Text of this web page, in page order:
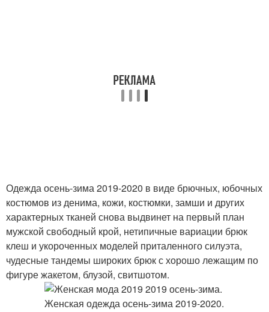
Одежда осень-зима 2019-2020 в виде брючных, юбочных
костюмов из денима, кожи, костюмки, замши и других
характерных тканей снова выдвинет на первый план
мужской свободный крой, нетипичные вариации брюк
клеш и укороченных моделей приталенного силуэта,
чудесные тандемы широких брюк с хорошо лежащим по
фигуре жакетом, блузой, свитшотом.